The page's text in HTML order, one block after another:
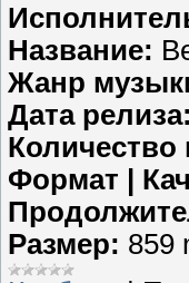
Название:
Жанр
Дата релиза:
Количество
Формат |
Размер: 859